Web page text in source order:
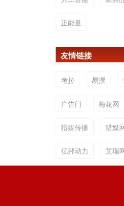
正能量
友情链接
考拉 易撰
广告门 梅花网
猎媒传播 猎媒
亿邦动力 艾瑞